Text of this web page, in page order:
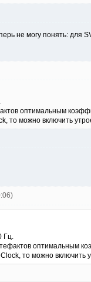
не могу понять: для
оптимальным
то можно включить
Гц.
оптимальным
то можно